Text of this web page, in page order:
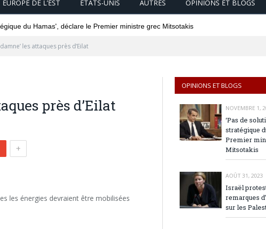
EUROPE DE L’EST ETATS-UNIS AUTRES OPINIONS ET BLOGS
du Hamas', déclare le Premier ministre grec Mitsotakis
les attaques près d’Eilat
près d’Eilat
+
les énergies devraient être mobilisées
OPINIONS ET BLOGS
NOVEMBRE 1,
‘Pas de
stratégique
Premier
Mitsotakis
AOÛT 31, 2023
Israël
remarques
sur les